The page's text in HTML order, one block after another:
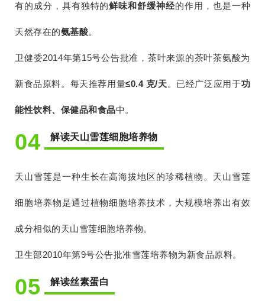
有的成分，具有独特的鲜味和舒缓神经的作用，也是一种
天然存在的氨基酸。
卫健委2014年第15号公告批准，茶叶来源的茶叶茶氨酸为
新食品原料。每天推荐用量≤0.4 克/天。已经广泛应用于功
能性饮料、保健品和食品中。
04 解读天山雪莲细胞培养物
天山雪莲是一种生长在高海拔地区的珍稀植物。天山雪莲
细胞培养物是通过植物细胞培养技术，大规模培养出有效
成分相似的天山雪莲细胞培养物。
卫生部2010年第9号公告批准雪莲培养物为新食品原料。
05 解读丝素蛋白